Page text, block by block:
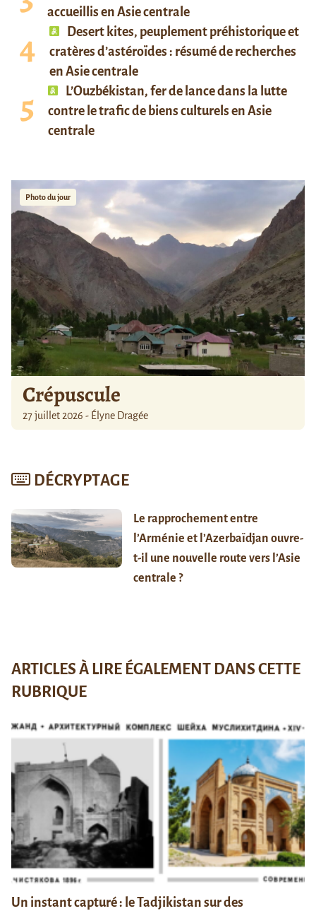
accueillis en Asie centrale
Desert kites, peuplement préhistorique et
cratères d’astéroïdes : résumé de recherches
en Asie centrale
L’Ouzbékistan, fer de lance dans la lutte
contre le trafic de biens culturels en Asie
centrale
Photo du jour
Crépuscule
27 juillet 2026 - Élyne Dragée
DÉCRYPTAGE
Le rapprochement entre
l’Arménie et l’Azerbaïdjan ouvre-
t-il une nouvelle route vers l’Asie
centrale ?
ARTICLES À LIRE ÉGALEMENT DANS CETTE
RUBRIQUE
Un instant capturé : le Tadjikistan sur des